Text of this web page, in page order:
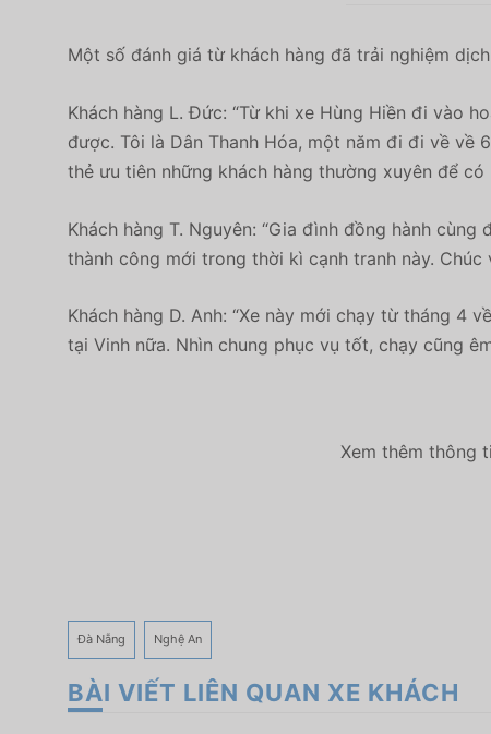
Một số đánh giá từ khách hàng đã trải nghiệm
Khách hàng L. Đức: “Từ khi xe Hùng Hiền đi vào
được. Tôi là Dân Thanh Hóa, một năm đi đi về về
thẻ ưu tiên những khách hàng thường xuyên để
Khách hàng T. Nguyên: “Gia đình đồng hành
thành công mới trong thời kì cạnh tranh này. Chúc
Khách hàng D. Anh: “Xe này mới chạy từ tháng 4
tại Vinh nữa. Nhìn chung phục vụ tốt, chạy cũng
Xem thêm thông
Đà Nẵng Nghệ An
BÀI VIẾT LIÊN QUAN XE KHÁCH